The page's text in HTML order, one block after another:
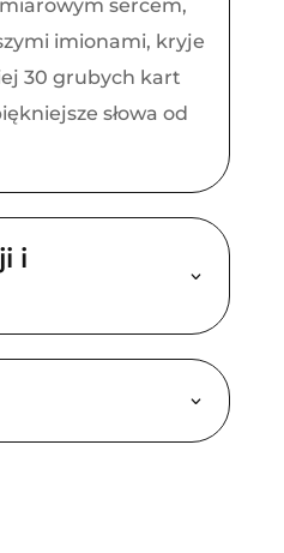
sercem,
imionami, kryje
30 grubych kart
słowa od
i